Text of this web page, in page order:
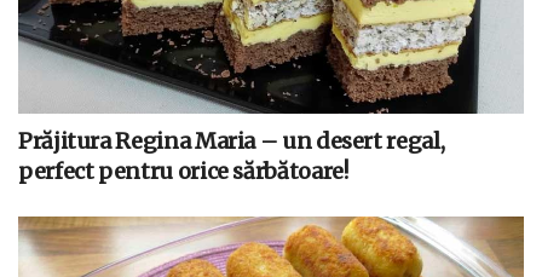
Prăjitura Regina Maria – un desert regal,
perfect pentru orice sărbătoare!